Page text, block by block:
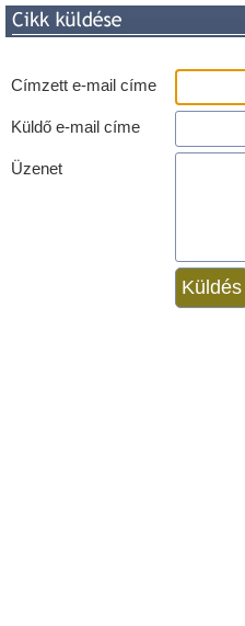
Címzett e-mail címe
Küldő e-mail címe
Üzenet